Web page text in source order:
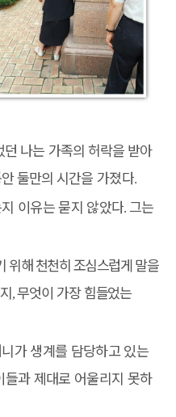
나는 가족의 허락을 받아
둘만의 시간을 가졌다.
이유는 묻지 않았다.그는
위해 천천히 조심스럽게 말을
,무엇이 가장 힘들었는
가 생계를 담당하고 있는
과 제대로 어울리지 못하